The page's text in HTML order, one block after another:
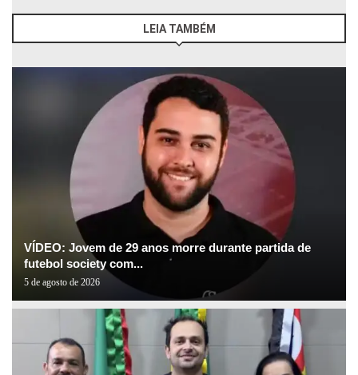
LEIA TAMBÉM
VÍDEO: Jovem de 29 anos morre durante partida de
futebol society com...
5 de agosto de 2026